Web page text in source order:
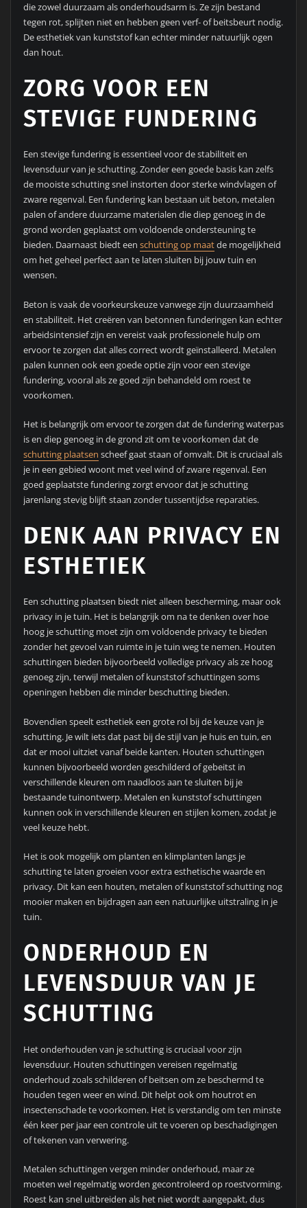
die zowel duurzaam als onderhoudsarm is. Ze zijn bestand
tegen rot, splijten niet en hebben geen verf- of beitsbeurt nodig.
De esthetiek van kunststof kan echter minder natuurlijk ogen
dan hout.
ZORG VOOR EEN
STEVIGE FUNDERING
Een stevige fundering is essentieel voor de stabiliteit en
levensduur van je schutting. Zonder een goede basis kan zelfs
de mooiste schutting snel instorten door sterke windvlagen of
zware regenval. Een fundering kan bestaan uit beton, metalen
palen of andere duurzame materialen die diep genoeg in de
grond worden geplaatst om voldoende ondersteuning te
bieden. Daarnaast biedt een schutting op maatde mogelijkheid
om het geheel perfect aan te laten sluiten bij jouw tuin en
wensen.
Beton is vaak de voorkeurskeuze vanwege zijn duurzaamheid
en stabiliteit. Het creëren van betonnen funderingen kan echter
arbeidsintensief zijn en vereist vaak professionele hulp om
ervoor te zorgen dat alles correct wordt geïnstalleerd. Metalen
palen kunnen ook een goede optie zijn voor een stevige
fundering, vooral als ze goed zijn behandeld om roest te
voorkomen.
Het is belangrijk om ervoor te zorgen dat de fundering waterpas
is en diep genoeg in de grond zit om te voorkomen dat de
schutting plaatsen scheef gaat staan of omvalt. Dit is cruciaal als
je in een gebied woont met veel wind of zware regenval. Een
goed geplaatste fundering zorgt ervoor dat je schutting
jarenlang stevig blijft staan zonder tussentijdse reparaties.
DENK AAN PRIVACY EN
ESTHETIEK
Een schutting plaatsen biedt niet alleen bescherming, maar ook
privacy in je tuin. Het is belangrijk om na te denken over hoe
hoog je schutting moet zijn om voldoende privacy te bieden
zonder het gevoel van ruimte in je tuin weg te nemen. Houten
schuttingen bieden bijvoorbeeld volledige privacy als ze hoog
genoeg zijn, terwijl metalen of kunststof schuttingen soms
openingen hebben die minder beschutting bieden.
Bovendien speelt esthetiek een grote rol bij de keuze van je
schutting. Je wilt iets dat past bij de stijl van je huis en tuin, en
dat er mooi uitziet vanaf beide kanten. Houten schuttingen
kunnen bijvoorbeeld worden geschilderd of gebeitst in
verschillende kleuren om naadloos aan te sluiten bij je
bestaande tuinontwerp. Metalen en kunststof schuttingen
kunnen ook in verschillende kleuren en stijlen komen, zodat je
veel keuze hebt.
Het is ook mogelijk om planten en klimplanten langs je
schutting te laten groeien voor extra esthetische waarde en
privacy. Dit kan een houten, metalen of kunststof schutting nog
mooier maken en bijdragen aan een natuurlijke uitstraling in je
tuin.
ONDERHOUD EN
LEVENSDUUR VAN JE
SCHUTTING
Het onderhouden van je schutting is cruciaal voor zijn
levensduur. Houten schuttingen vereisen regelmatig
onderhoud zoals schilderen of beitsen om ze beschermd te
houden tegen weer en wind. Dit helpt ook om houtrot en
insectenschade te voorkomen. Het is verstandig om ten minste
één keer per jaar een controle uit te voeren op beschadigingen
of tekenen van verwering.
Metalen schuttingen vergen minder onderhoud, maar ze
moeten wel regelmatig worden gecontroleerd op roestvorming.
Roest kan snel uitbreiden als het niet wordt aangepakt, dus